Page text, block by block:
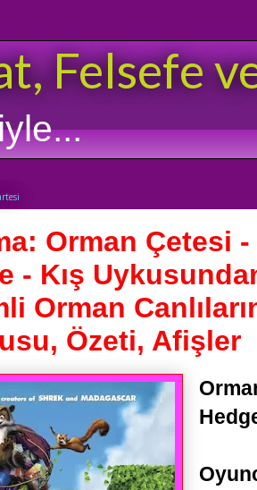
Felsefe
Orman Çetesi
- Kış
Orman
Özeti, Afişler